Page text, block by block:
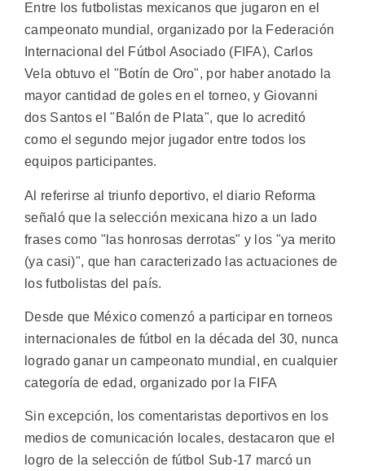
Entre los futbolistas mexicanos que jugaron en el
campeonato mundial, organizado por la Federación
Internacional del Fútbol Asociado (FIFA), Carlos
Vela obtuvo el "Botín de Oro", por haber anotado la
mayor cantidad de goles en el torneo, y Giovanni
dos Santos el "Balón de Plata", que lo acreditó
como el segundo mejor jugador entre todos los
equipos participantes.
Al referirse al triunfo deportivo, el diario Reforma
señaló que la selección mexicana hizo a un lado
frases como "las honrosas derrotas" y los "ya merito
(ya casi)", que han caracterizado las actuaciones de
los futbolistas del país.
Desde que México comenzó a participar en torneos
internacionales de fútbol en la década del 30, nunca
logrado ganar un campeonato mundial, en cualquier
categoría de edad, organizado por la FIFA
Sin excepción, los comentaristas deportivos en los
medios de comunicación locales, destacaron que el
logro de la selección de fútbol Sub-17 marcó un